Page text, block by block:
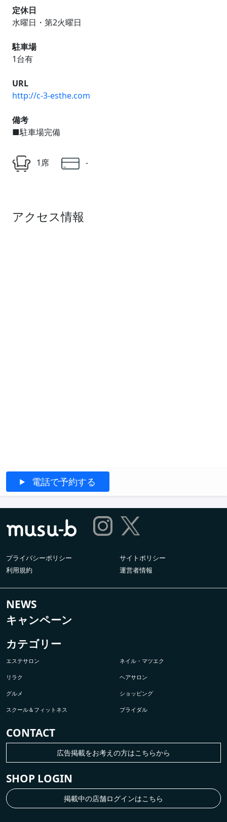
定休日
水曜日・第2火曜日
駐車場
1台有
URL
http://c-3-esthe.com
備考
■駐車場完備
1席 -
アクセス情報
電話で予約する
プライバシーポリシー
サイトポリシー
利用規約
運営者情報
NEWS
キャンペーン
カテゴリー
エステサロン ネイル・マツエク
リラク ヘアサロン
グルメ ショッピング
スクール＆フィットネス ブライダル
SHOP LOGIN
掲載中の店舗ログインはこちら
CONTACT
広告掲載をお考えの方はこちらから